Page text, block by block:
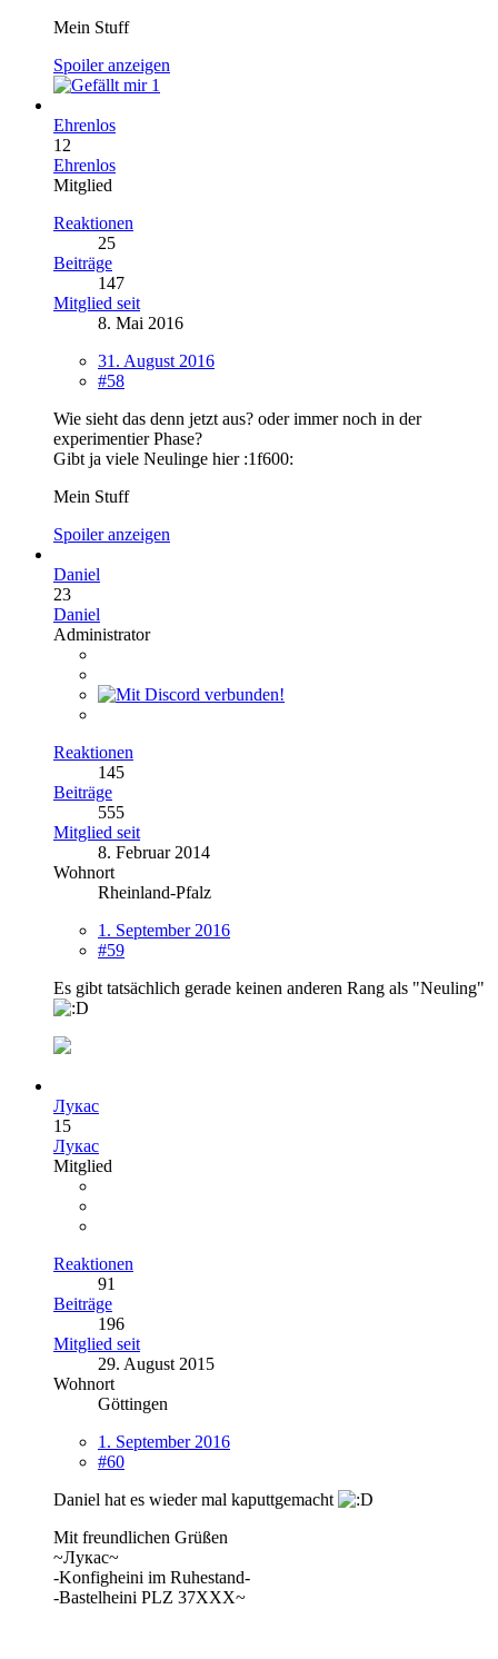
Mein Stuff
Spoiler anzeigen
1
Ehrenlos
12
Ehrenlos
Mitglied
Reaktionen
25
Beiträge
147
Mitglied seit
8. Mai 2016
31. August 2016
#58
Wie sieht das denn jetzt aus? oder immer noch in der
experimentier Phase?
Gibt ja viele Neulinge hier :1f600:
Mein Stuff
Spoiler anzeigen
Daniel
23
Daniel
Administrator
Reaktionen
145
Beiträge
555
Mitglied seit
8. Februar 2014
Wohnort
Rheinland-Pfalz
1. September 2016
#59
Es gibt tatsächlich gerade keinen anderen Rang als "Neuling"
Лукас
15
Лукас
Mitglied
Reaktionen
91
Beiträge
196
Mitglied seit
29. August 2015
Wohnort
Göttingen
1. September 2016
#60
Daniel hat es wieder mal kaputtgemacht
Mit freundlichen Grüßen
~Лукас~
-Konfigheini im Ruhestand-
-Bastelheini PLZ 37XXX~